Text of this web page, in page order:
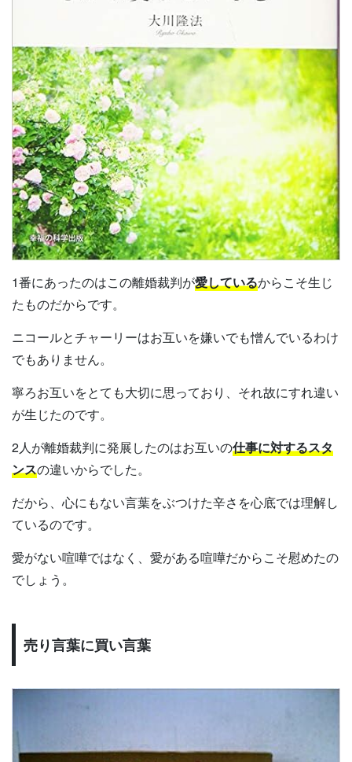
1番にあったのはこの離婚裁判が愛しているからこそ生じ
たものだからです。
ニコールとチャーリーはお互いを嫌いでも憎んでいるわけ
でもありません。
寧ろお互いをとても大切に思っており、それ故にすれ違い
が生じたのです。
2人が離婚裁判に発展したのはお互いの仕事に対するスタ
ンスの違いからでした。
だから、心にもない言葉をぶつけた辛さを心底では理解し
ているのです。
愛がない喧嘩ではなく、愛がある喧嘩だからこそ慰めたの
でしょう。
売り言葉に買い言葉